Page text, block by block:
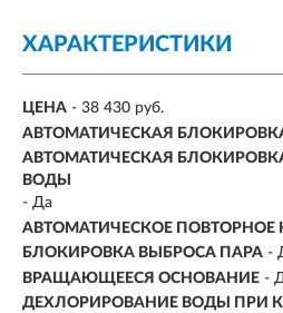
ХАРАКТЕРИСТИКИ
ЦЕНА - 38 430 руб.
АВТОМАТИЧЕСКАЯ
АВТОМАТИЧЕСКАЯ
ВОДЫ
- Да
АВТОМАТИЧЕСКОЕ ПОВТОРНОЕ
БЛОКИРОВКА ВЫБРОСА ПАРА -
ВРАЩАЮЩЕЕСЯ ОСНОВАНИЕ -
ДЕХЛОРИРОВАНИЕ ВОДЫ ПРИ